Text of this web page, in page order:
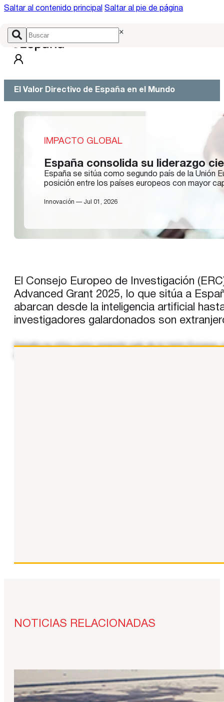
Saltar al contenido principal Saltar al pie de página
×
El Valor Directivo de España en el Mundo
IMPACTO GLOBAL
España consolida su liderazgo
España se sitúa como segundo país de la Unión
posición entre los países europeos con mayor
Innovación — Jul 01, 2026
El Consejo Europeo de Investigación
Advanced Grant 2025, lo que sitúa a
abarcan desde la inteligencia artificial
investigadores galardonados son
España se sitúa como segundo país de la Unión
NOTICIAS RELACIONADAS